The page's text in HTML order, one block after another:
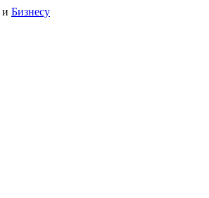
и Бизнесу